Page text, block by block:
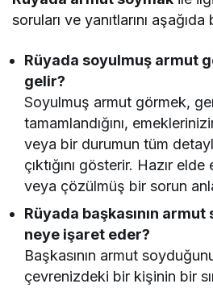
soruları ve yanıtlarını
Rüyada soyulmuş armut
gelir?
Soyulmuş armut görmek,
tamamlandığını, emeklerinizin
veya bir durumun tüm
çıktığını gösterir. Hazır
veya çözülmüş bir sorun
Rüyada başkasının
neye işaret eder?
Başkasının armut
çevrenizdeki bir kişinin bir